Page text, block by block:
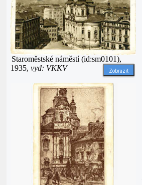
Staroměstské náměstí (id:sm0101),
1935, vyd: VKKV Zobrazit